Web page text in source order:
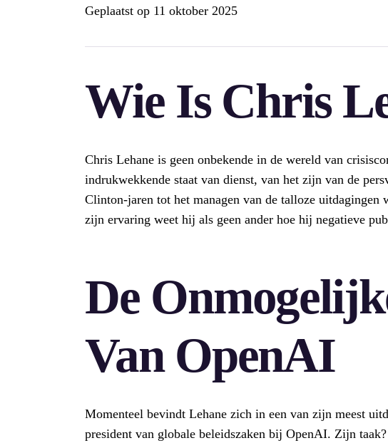
Geplaatst op 11 oktober 2025
Wie Is Chris
Chris Lehane is geen onbekende in de wereld van
indrukwekkende staat van dienst, van het zijn van de
Clinton-jaren tot het managen van de talloze uitdagingen
zijn ervaring weet hij als geen ander hoe hij negatieve
De
Van OpenAI
Momenteel bevindt Lehane zich in een van zijn meest
president van globale beleidszaken bij OpenAI. Zijn